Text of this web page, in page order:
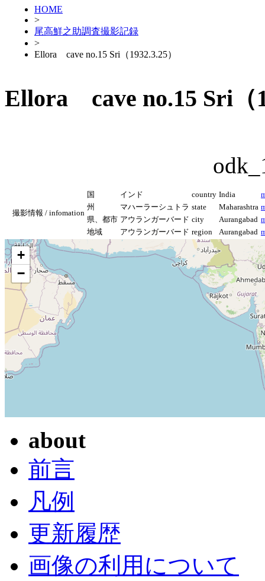
HOME
>
尾高鮮之助調査撮影記録
>
Ellora cave no.15 Sri（1932.3.25）
Ellora cave no.15 Sri（
撮影情報 / infomation
国 インド country India
州
マハーラーシュトラ state Maharashtra
県、都市 アウランガーバード city Aurangabad
地域
アウランガーバード region Aurangabad
+
−
about
前言
凡例
更新履歴
画像の利用について